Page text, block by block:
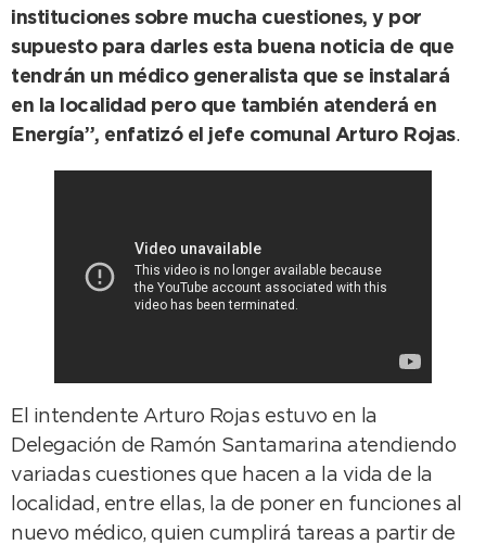
instituciones sobre mucha cuestiones, y por
supuesto para darles esta buena noticia de que
tendrán un médico generalista que se instalará
en la localidad pero que también atenderá en
Energía”, enfatizó el jefe comunal Arturo Rojas.
El intendente Arturo Rojas estuvo en la
Delegación de Ramón Santamarina atendiendo
variadas cuestiones que hacen a la vida de la
localidad, entre ellas, la de poner en funciones al
nuevo médico, quien cumplirá tareas a partir de